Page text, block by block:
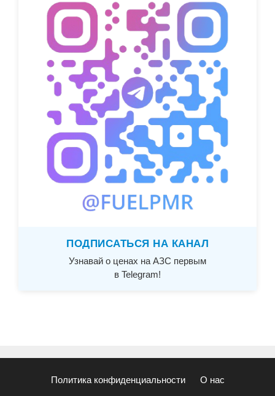
ПОДПИСАТЬСЯ НА КАНАЛ
Узнавай о ценах на АЗС первым
в Telegram!
Политика конфиденциальности О нас